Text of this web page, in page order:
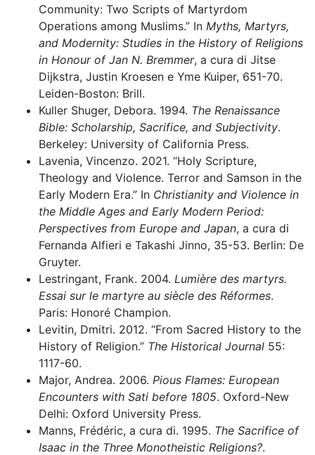
Community: Two Scripts of Martyrdom
Operations among Muslims.” In Myths, Martyrs,
and Modernity: Studies in the History of Religions
in Honour of Jan N. Bremmer, a cura di Jitse
Dijkstra, Justin Kroesen e Yme Kuiper, 651-70.
Leiden-Boston: Brill.
Kuller Shuger, Debora. 1994. The Renaissance
Bible: Scholarship, Sacrifice, and Subjectivity.
Berkeley: University of California Press.
Lavenia, Vincenzo. 2021. “Holy Scripture,
Theology and Violence. Terror and Samson in the
Early Modern Era.” In Christianity and Violence in
the Middle Ages and Early Modern Period:
Perspectives from Europe and Japan, a cura di
Fernanda Alfieri e Takashi Jinno, 35-53. Berlin: De
Gruyter.
Lestringant, Frank. 2004. Lumière des martyrs.
Essai sur le martyre au siècle des Réformes.
Paris: Honoré Champion.
Levitin, Dmitri. 2012. “From Sacred History to the
History of Religion.” The Historical Journal 55:
1117-60.
Major, Andrea. 2006. Pious Flames: European
Encounters with Sati before 1805. Oxford-New
Delhi: Oxford University Press.
Manns, Frédéric, a cura di. 1995. The Sacrifice of
Isaac in the Three Monotheistic Religions?.